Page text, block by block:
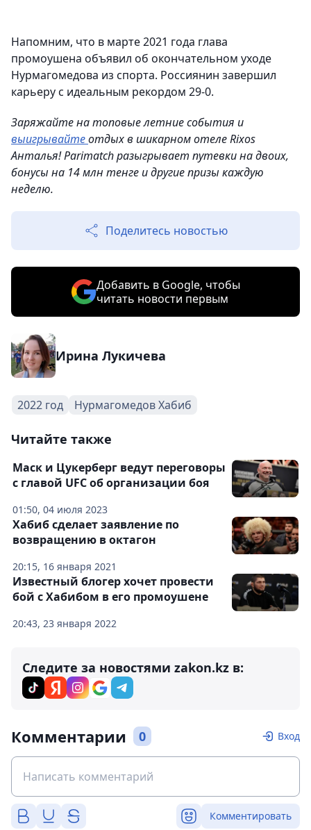
Напомним, что в марте 2021 года глава
промоушена объявил об окончательном уходе
Нурмагомедова из спорта. Россиянин завершил
карьеру с идеальным рекордом 29-0.
Заряжайте на топовые летние события и
выигрывайтеотдых в шикарном отеле Rixos
Анталья! Parimatch разыгрывает путевки на двоих,
бонусы на 14 млн тенге и другие призы каждую
неделю.
Поделитесь новостью
Добавить в Google, чтобы
читать новости первым
Ирина Лукичева
2022 год Нурмагомедов Хабиб
Читайте также
01:50, 04 июля 2023
Маск и Цукерберг ведут переговоры
с главой UFC об организации боя
20:15, 16 января 2021
Хабиб сделает заявление по
возвращению в октагон
20:43, 23 января 2022
Известный блогер хочет провести
бой с Хабибом в его промоушене
Следите за новостями zakon.kz в:
Комментарии 0 Вход
Комментировать